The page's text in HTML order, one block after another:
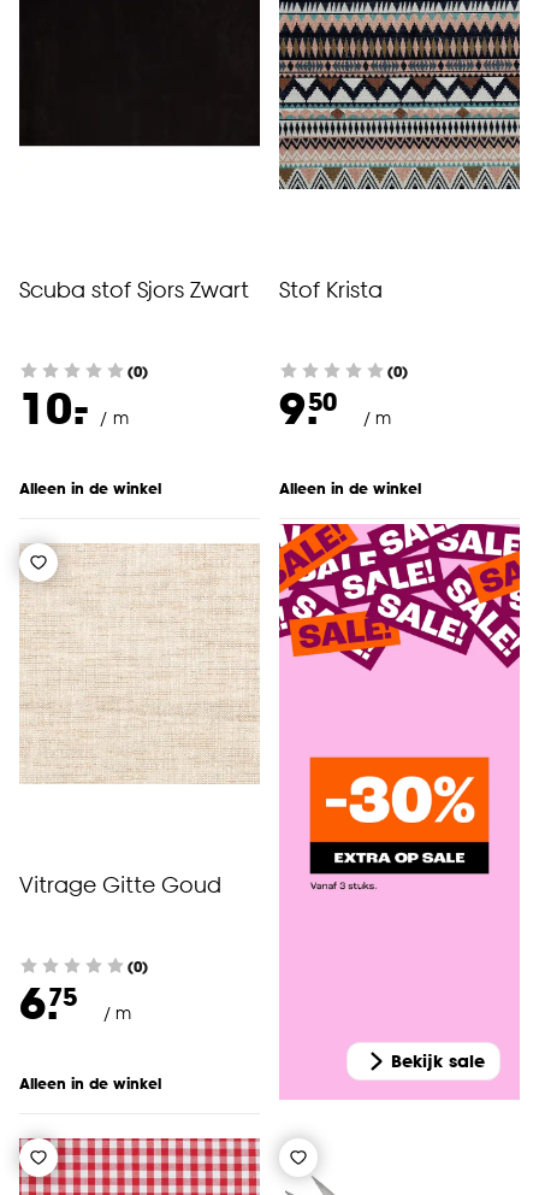
Scuba stof Sjors Zwart
(0)
10.
- / m
Alleen in de winkel
Stof Krista
(0)
9.50
/ m
Alleen in de winkel
Vitrage Gitte Goud
(0)
6.75
/ m
Alleen in de winkel
Bekijk sale